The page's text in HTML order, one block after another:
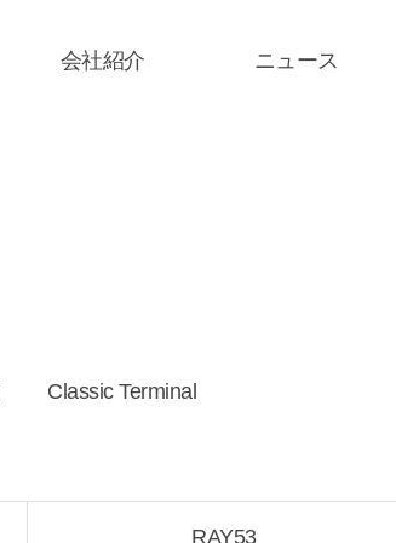
会社紹介 ニュース
Classic Terminal
RAY53